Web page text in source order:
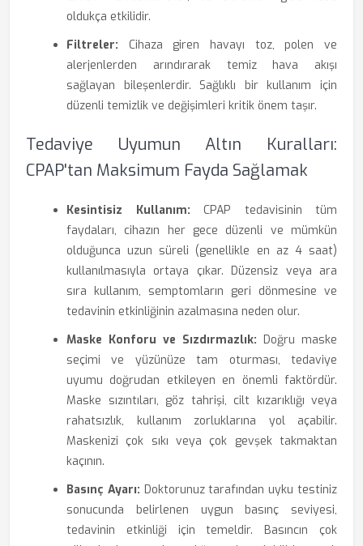
oldukça etkilidir.
Filtreler: Cihaza giren havayı toz, polen ve
alerjenlerden arındırarak temiz hava akışı
sağlayan bileşenlerdir. Sağlıklı bir kullanım için
düzenli temizlik ve değişimleri kritik önem taşır.
Tedaviye Uyumun Altın Kuralları:
CPAP'tan Maksimum Fayda Sağlamak
Kesintisiz Kullanım: CPAP tedavisinin tüm
faydaları, cihazın her gece düzenli ve mümkün
olduğunca uzun süreli (genellikle en az 4 saat)
kullanılmasıyla ortaya çıkar. Düzensiz veya ara
sıra kullanım, semptomların geri dönmesine ve
tedavinin etkinliğinin azalmasına neden olur.
Maske Konforu ve Sızdırmazlık: Doğru maske
seçimi ve yüzünüze tam oturması, tedaviye
uyumu doğrudan etkileyen en önemli faktördür.
Maske sızıntıları, göz tahrişi, cilt kızarıklığı veya
rahatsızlık, kullanım zorluklarına yol açabilir.
Maskenizi çok sıkı veya çok gevşek takmaktan
kaçının.
Basınç Ayarı: Doktorunuz tarafından uyku testiniz
sonucunda belirlenen uygun basınç seviyesi,
tedavinin etkinliği için temeldir. Basıncın çok